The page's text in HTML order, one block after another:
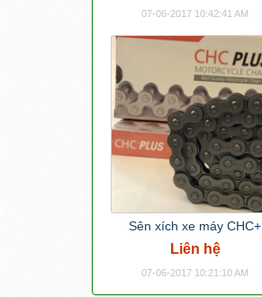
07-06-2017 10:42:41 AM
Sên xích xe máy CHC+
Liên hệ
07-06-2017 10:21:10 AM